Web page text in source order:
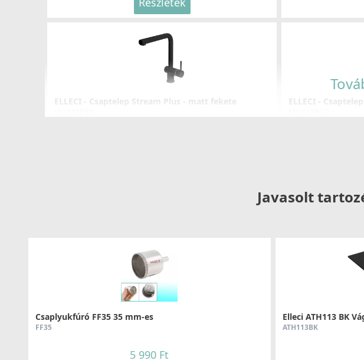
ELLECI - Csaptelep Stream Plus - matt fekete ELLECI -
ELLECI - Csaptelep Club matt fekete - Kifutó termék!
99 890 Ft
139 990 Ft
ELLECI -
Javasolt
Csaplyukfúró FF35 35 mm-es
FF35
5 990 Ft
Elleci ATH113 BK
ATH113BK